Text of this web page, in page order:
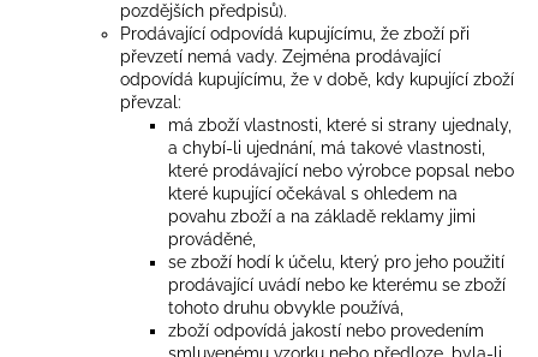
pozdějších předpisů).
Prodávající odpovídá kupujícímu, že zboží při
převzetí nemá vady. Zejména prodávající
odpovídá kupujícímu, že v době, kdy kupující zboží
převzal:
má zboží vlastnosti, které si strany ujednaly,
a chybí-li ujednání, má takové vlastnosti,
které prodávající nebo výrobce popsal nebo
které kupující očekával s ohledem na
povahu zboží a na základě reklamy jimi
prováděné,
se zboží hodí k účelu, který pro jeho použití
prodávající uvádí nebo ke kterému se zboží
tohoto druhu obvykle používá,
zboží odpovídá jakostí nebo provedením